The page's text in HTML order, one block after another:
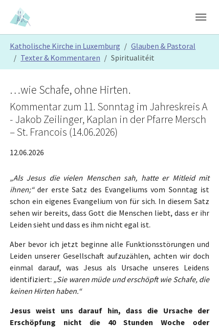
Skip to main content
Skip to page footer
Katholische Kirche in Luxemburg
Glauben & Pastoral
Texter & Kommentaren
Spiritualitéit
…wie Schafe, ohne Hirten.
Kommentar zum 11. Sonntag im Jahreskreis A
- Jakob Zeilinger, Kaplan in der Pfarre Mersch
– St. Francois (14.06.2026)
12.06.2026
„Als Jesus die vielen Menschen sah, hatte er Mitleid mit
ihnen;“der erste Satz des Evangeliums vom Sonntag ist
schon ein eigenes Evangelium von für sich. In diesem Satz
sehen wir bereits, dass Gott die Menschen liebt, dass er ihr
Leiden sieht und dass es ihm nicht egal ist.
Aber bevor ich jetzt beginne alle Funktionsstörungen und
Leiden unserer Gesellschaft aufzuzählen, achten wir doch
einmal darauf, was Jesus als Ursache unseres Leidens
identifiziert: „Sie waren müde und erschöpft wie Schafe, die
keinen Hirten haben.“
Jesus weist uns darauf hin, dass die Ursache der
Erschöpfung nicht die 40 Stunden Woche oder